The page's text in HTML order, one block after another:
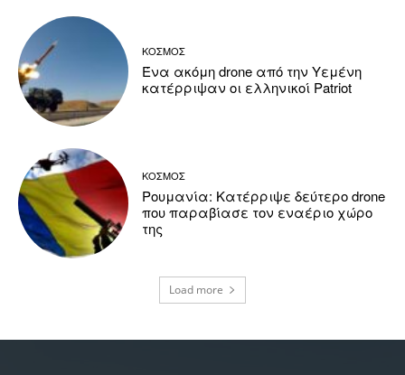
ΚΟΣΜΟΣ
Ένα ακόμη drone από την Υεμένη
κατέρριψαν οι ελληνικοί Patriot
ΚΟΣΜΟΣ
Ρουμανία: Κατέρριψε δεύτερο drone
που παραβίασε τον εναέριο χώρο
της
Load more